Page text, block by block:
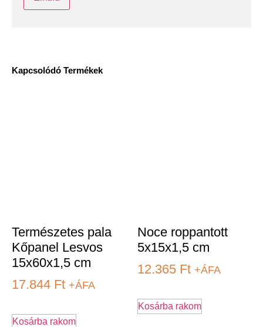
Kapcsolódó Termékek
Természetes pala
Kőpanel Lesvos
15x60x1,5 cm
17.844 Ft +ÁFA
Kosárba rakom
Noce roppantott
5x15x1,5 cm
12.365 Ft +ÁFA
Kosárba rakom